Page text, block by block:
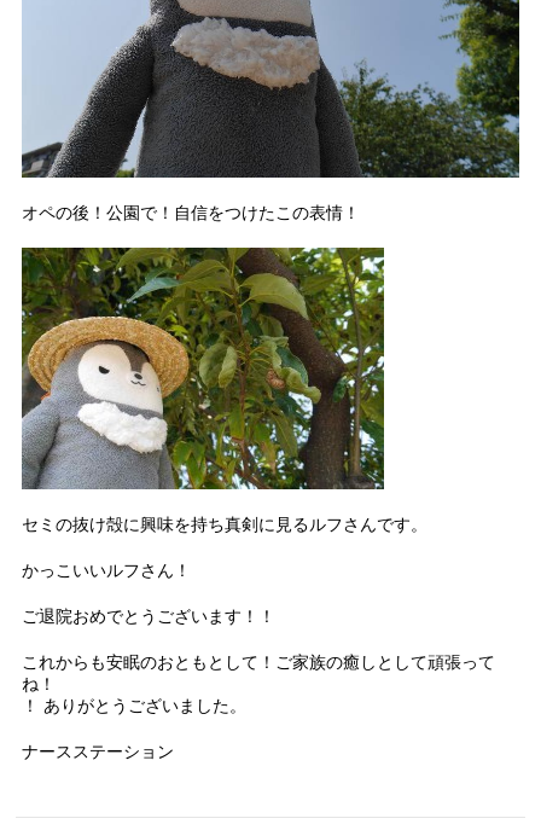
オペの後！公園で！自信をつけたこの表情！
セミの抜け殻に興味を持ち真剣に見るルフさんです。
かっこいいルフさん！
ご退院おめでとうございます！！
これからも安眠のおともとして！ご家族の癒しとして頑張って
ね！
！ ありがとうございました。
ナースステーション